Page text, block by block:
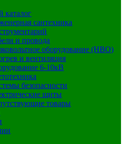
каталог
сантехника
и провода
оборудование (НВО)
и вентиляция
6-10кВ
безопасности
щиты
товары